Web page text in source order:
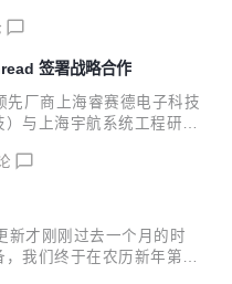
签署战略合作
厂商上海睿赛德电子科技
与上海宇航系统工程研究
组件的开发研制，在宇航
领域推广高质高可靠性的
与宇航研究所签署战略合
是上海航天运载火箭总体
新才刚刚过去一个月的时
我们终于在农历新年第一